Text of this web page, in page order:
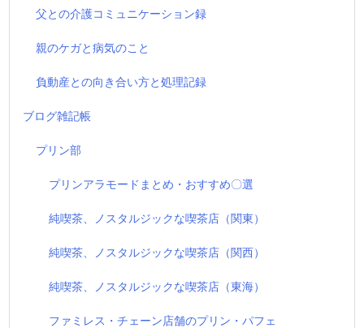
父との介護コミュニケーション録
親のケガと病気のこと
負動産との向き合い方と処理記録
ブログ雑記帳
プリン部
プリンアラモードまとめ・おすすめ〇選
純喫茶、ノスタルジックな喫茶店（関東）
純喫茶、ノスタルジックな喫茶店（関西）
純喫茶、ノスタルジックな喫茶店（東海）
ファミレス・チェーン店舗のプリン・パフェ